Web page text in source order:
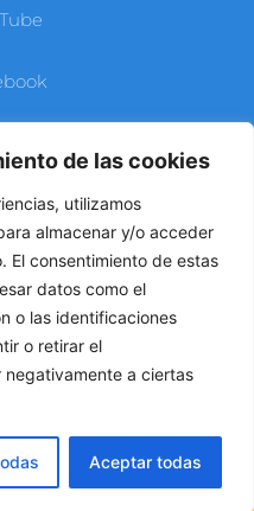
de las cookies
utilizamos
almacenar y/o acceder
El consentimiento de estas
datos como el
o las identificaciones
o retirar el
a ciertas
Aceptar todas